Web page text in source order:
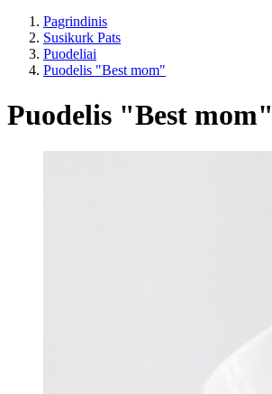
Pagrindinis
Susikurk Pats
Puodeliai
Puodelis "Best mom"
Puodelis "Best mom"